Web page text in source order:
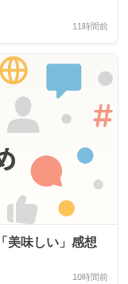
11時間前
美味しい」感想
10時間前